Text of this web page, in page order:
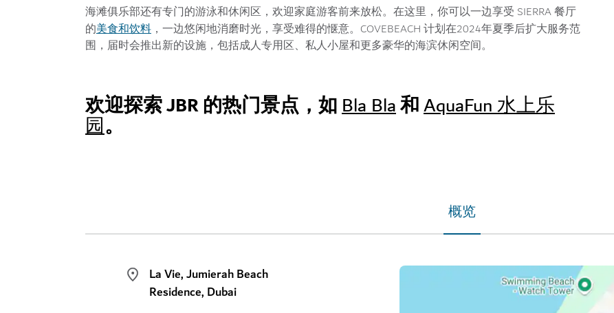
海滩俱乐部还有专门的游泳和休闲区，欢迎家庭游客前来放松。在这里，你可以一边享受 SIERRA 餐厅
的美食和饮料 ，一边悠闲地消磨时光，享受难得的惬意。COVEBEACH 计划在2024年夏季后扩大服务范
围，届时会推出新的设施，包括成人专用区、私人小屋和更多豪华的海滨休闲空间。
欢迎探索 JBR 的热门景点，如Bla Bla和AquaFun 水上乐
园。
概览
La Vie, Jumierah Beach
Residence, Dubai